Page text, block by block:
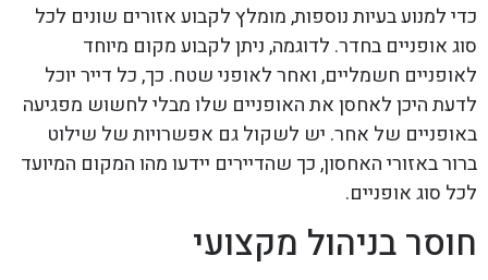
כדי למנוע בעיות נוספות, מומלץ לקבוע אזורים שונים לכל
סוג אופניים בחדר. לדוגמה, ניתן לקבוע מקום מיוחד
לאופניים חשמליים, ואחר לאופני שטח. כך, כל דייר יוכל
לדעת היכן לאחסן את האופניים שלו מבלי לחשוש מפגיעה
באופניים של אחר. יש לשקול גם אפשרויות של שילוט
ברור באזורי האחסון, כך שהדיירים יידעו מהו המקום המיועד
לכל סוג אופניים.
חוסר בניהול מקצועי